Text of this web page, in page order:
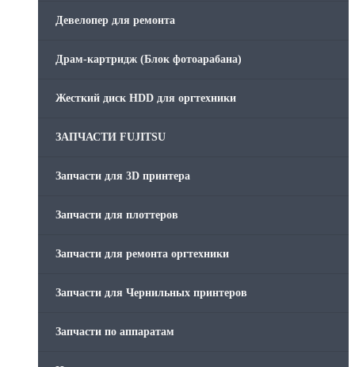
Девелопер для ремонта
Драм-картридж (Блок фотоарабана)
Жесткий диск HDD для оргтехники
ЗАПЧАСТИ FUJITSU
Запчасти для 3D принтера
Запчасти для плоттеров
Запчасти для ремонта оргтехники
Запчасти для Чернильных принтеров
Запчасти по аппаратам